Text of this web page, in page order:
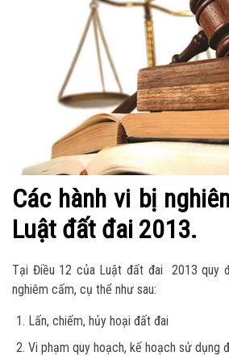
Các hành vi bị
Luật đất đai 2013.
Tại Điều 12 của Luật đất đai 2013 quy
nghiêm cấm, cụ thể như sau:
Lấn, chiếm, hủy hoại đất đai
Vi phạm quy hoạch, kế hoạch sử dụng